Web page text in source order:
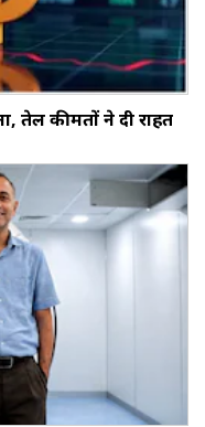
तेल कीमतों ने दी राहत